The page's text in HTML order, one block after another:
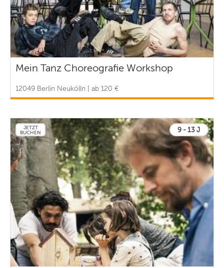
Mein Tanz Choreografie Workshop
12049 Berlin Neukölln | ab 120 €
JETZT
BUCHEN
9 - 13 J